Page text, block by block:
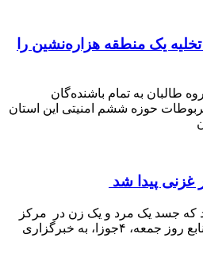
یک منطقه هزاره‌نشین را
به تمام باشنده‌گان
حوزه ششم امنیتی این استان
پیدا شد
یک مرد و یک زن در مرکز
این استان یافته شده‌است. منابع روز جمعه، ۴جوزا، به خبرگزاری